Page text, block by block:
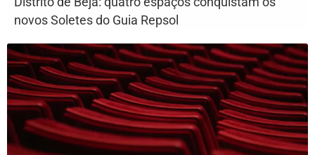
novos Soletes do Guia Repsol